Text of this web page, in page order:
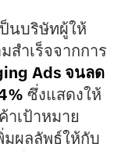
ป็นบริษัทผู้ให้
สำเร็จจากการ
Ads จนลด
ซึ่งแสดงให้
าเป้าหมาย
มผลลัพธ์ให้กับ